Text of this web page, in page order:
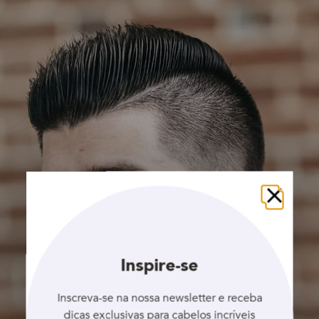
Fechar
Inspire-se
Inscreva-se na nossa newsletter e receba
dicas exclusivas para cabelos incríveis